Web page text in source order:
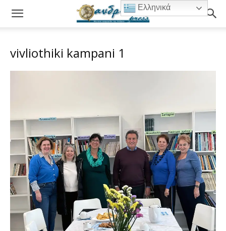
vivliothiki kampani 1
Ελληνικά